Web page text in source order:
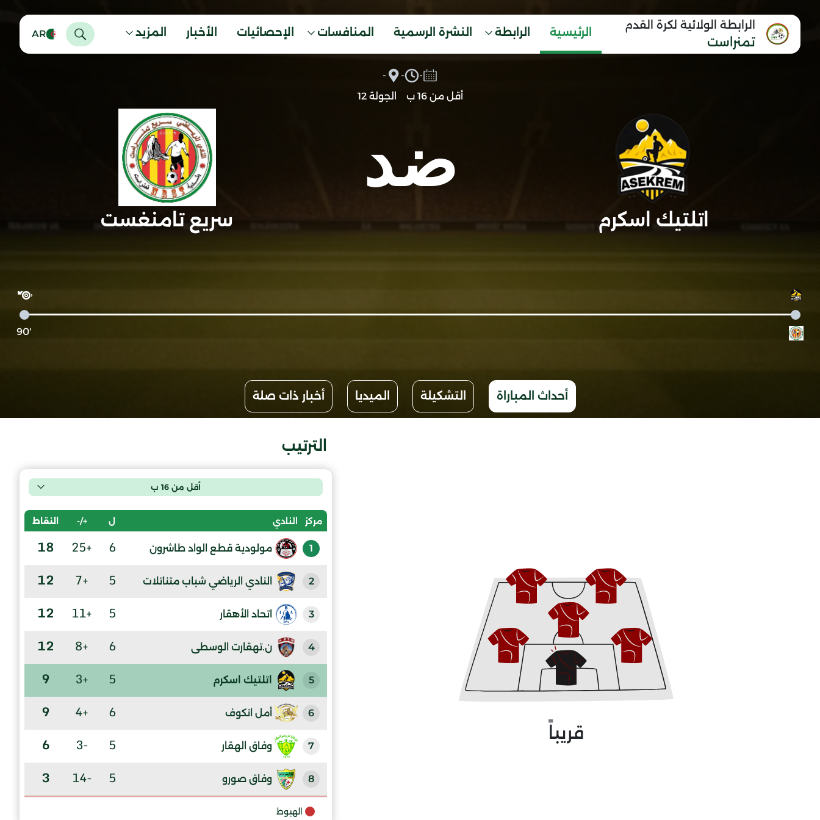
الرابطة الولائية لكرة القدم
تمنراست
الرئيسية الرابطة النشرة الرسمية المنافسات الإحصائيات الأخبار المزيد AR
-
-
-
أقل من 16 ب
الجولة 12
اتلتيك اسكرم
ضد
سريع تامنغست
'90
أحداث المباراة التشكيلة الميديا أخبار ذات صلة
قريباً
الترتيب
أقل من 16 ب
مركز النادي ل +/- النقاط
1 مولودية قطع الواد طاشرون 6
+25
18
2 النادي الرياضي شباب متناتلات 5
+7
12
3 اتحاد الأهقار 5
+11
12
4 ن.تهقارت الوسطى 6
+8
12
5 اتلتيك اسكرم 5
+3
9
6 أمل انكوف 6
+4
9
7 وفاق الهقار 5
-3
6
8 وفاق صورو 5
-14
3
9 الهبوط